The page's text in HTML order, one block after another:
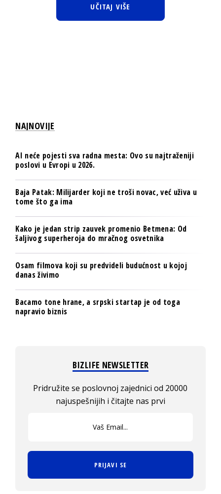
UČITAJ VIŠE
NAJNOVIJE
AI neće pojesti sva radna mesta: Ovo su najtraženiji
poslovi u Evropi u 2026.
Baja Patak: Milijarder koji ne troši novac, već uživa u
tome što ga ima
Kako je jedan strip zauvek promenio Betmena: Od
šaljivog superheroja do mračnog osvetnika
Osam filmova koji su predvideli budućnost u kojoj
danas živimo
Bacamo tone hrane, a srpski startap je od toga
napravio biznis
BIZLIFE NEWSLETTER
Pridružite se poslovnoj zajednici od 20000
najuspešnijih i čitajte nas prvi
PRIJAVI SE